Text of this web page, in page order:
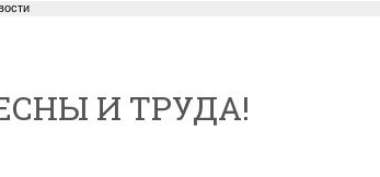
И ТРУДА!